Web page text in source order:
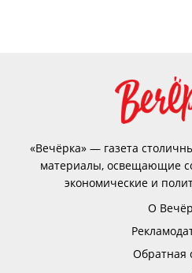
«Вечёрка» — газета
материалы, освещающие
экономические и
О
Обратная